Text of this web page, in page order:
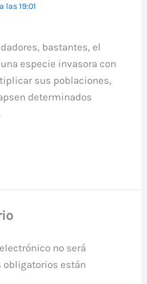
las 19:01
bastantes, el
especie invasora con
sus poblaciones,
determinados
no será
obligatorios están